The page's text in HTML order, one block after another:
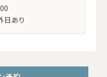
あり